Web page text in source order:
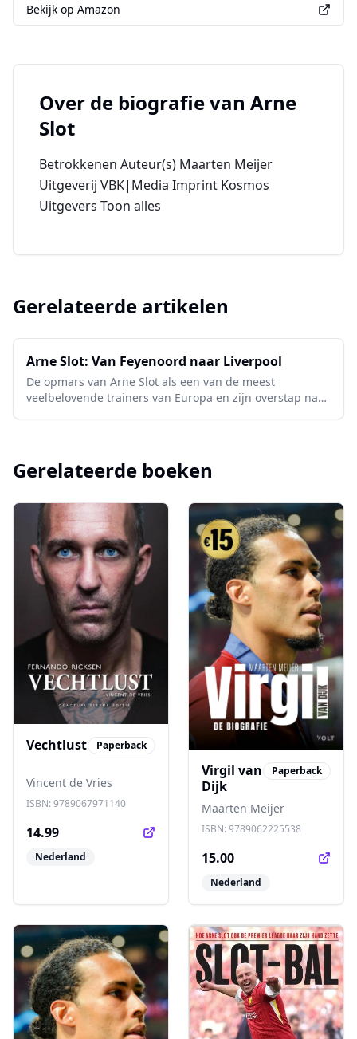
Bekijk op Amazon
Over de biografie van Arne
Slot
Betrokkenen Auteur(s) Maarten Meijer
Uitgeverij VBK|Media Imprint Kosmos
Uitgevers Toon alles
Gerelateerde artikelen
Arne Slot: Van Feyenoord naar Liverpool
De opmars van Arne Slot als een van de meest
veelbelovende trainers van Europa en zijn overstap naar
Gerelateerde boeken
Vechtlust Paperback
Vincent de Vries
ISBN:9789067971140
14.99
Nederland
Virgil van
Dijk
Paperback
Maarten Meijer
ISBN:9789062225538
15.00
Nederland